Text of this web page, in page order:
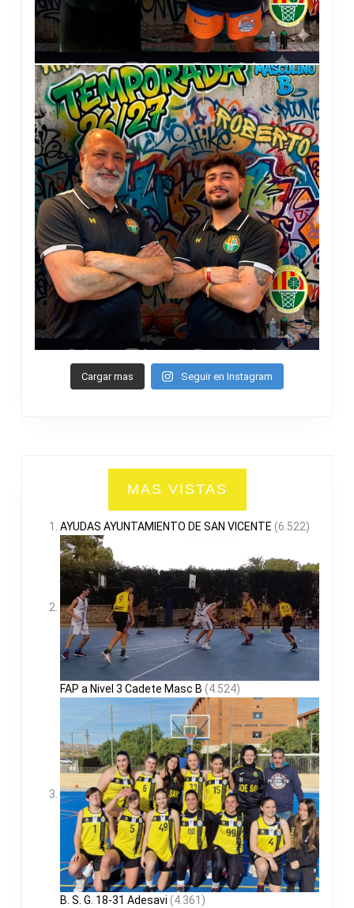
Cargar mas Seguir en Instagram
MAS VISTAS
AYUDAS AYUNTAMIENTO DE SAN VICENTE (6.522)
FAP a Nivel 3 Cadete Masc B (4.524)
B. S. G. 18-31 Adesavi (4.361)